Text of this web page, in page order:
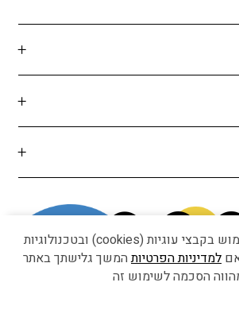
באתר זה נעשה שימוש בקבצי עוגיות (cookies) ובטכנולוגיות
למדיניות הפרטיותהמשך גלישתך באתר
הסכמה לשימוש זה